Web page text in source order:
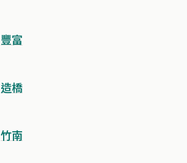
豐富
造橋
竹南